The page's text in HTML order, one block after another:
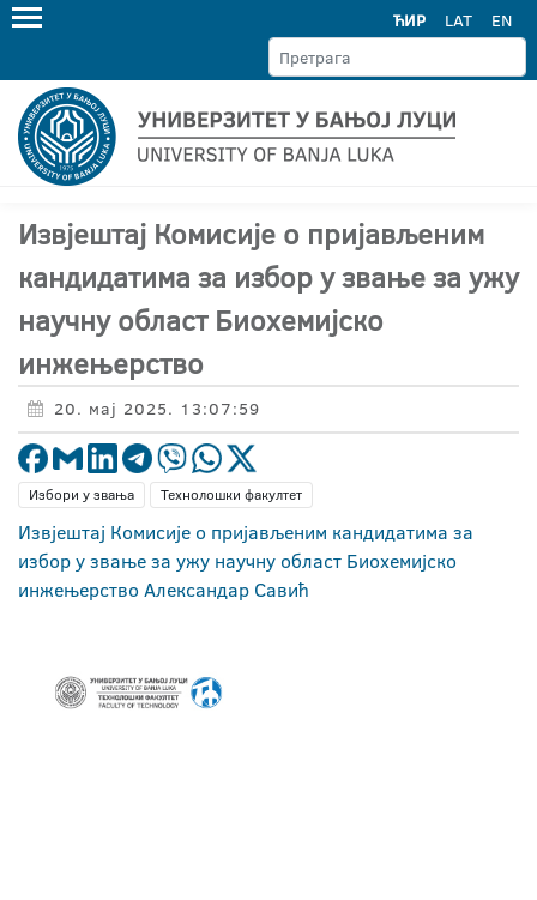
ЋИР LAT EN
Извјештај Комисије о пријављеним
кандидатима за избор у звање за ужу
научну област Биохемијско
инжењерство
20. мај 2025. 13:07:59
Избори у звања Технолошки факултет
Извјештај Комисије о пријављеним кандидатима за
избор у звање за ужу научну област Биохемијско
инжењерство Александар Савић